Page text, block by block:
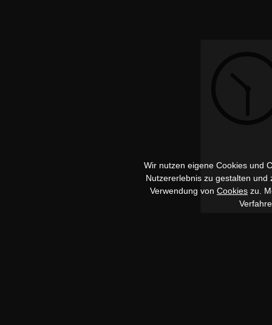
Wir nutzen eigene Cookies und
Nutzererlebnis zu gestalten
Verwendung von Cookies zu.